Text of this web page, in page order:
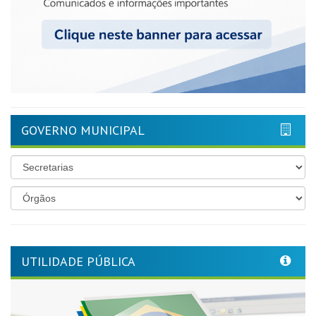
GOVERNO MUNICIPAL
UTILIDADE PÚBLICA